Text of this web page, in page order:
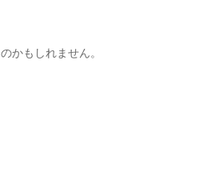
かもしれません。